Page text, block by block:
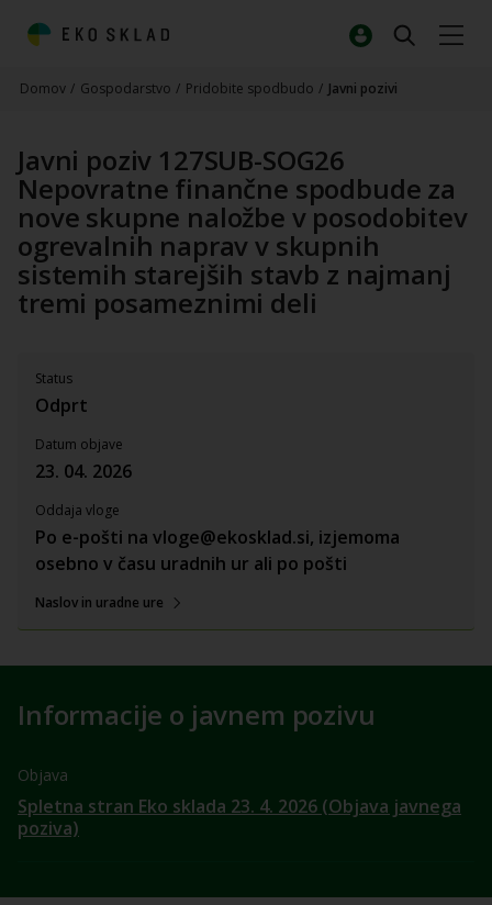
Domov / Gospodarstvo / Pridobite spodbudo / Javni pozivi
Javni poziv 127SUB-SOG26
Nepovratne finančne spodbude za
nove skupne naložbe v posodobitev
ogrevalnih naprav v skupnih
sistemih starejših stavb z najmanj
tremi posameznimi deli
Informacije o javnem pozivu
Objava
Spletna stran Eko sklada 23. 4. 2026 (Objava javnega
poziva)
Status
Odprt
Datum objave
23. 04. 2026
Oddaja vloge
Po e-pošti na vloge@ekosklad.si, izjemoma
osebno v času uradnih ur ali po pošti
Naslov in uradne ure